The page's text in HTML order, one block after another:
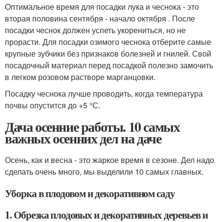
Оптимальное время для посадки лука и чеснока - это
вторая половина сентября - начало октября . После
посадки чеснок должен успеть укорениться, но не
прорасти. Для посадки озимого чеснока отберите самые
крупные зубчики без признаков болезней и гнилей. Свой
посадочный материал перед посадкой полезно замочить
в легком розовом растворе марганцовки.
Посадку чеснока лучше проводить, когда температура
почвы опустится до +5 °С.
Дача осенние работы. 10 самых
важных осенних дел на даче
Осень, как и весна - это жаркое время в сезоне. Дел надо
сделать очень много, мы выделили 10 самых главных.
Уборка в плодовом и декоративном саду
1. Обрезка плодовых и декоративных деревьев и